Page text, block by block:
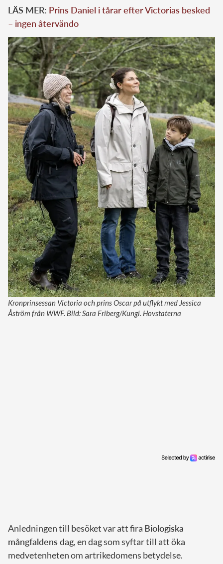
LÄS MER: Prins Daniel i tårar efter Victorias besked
– ingen återvändo
Kronprinsessan Victoria och prins Oscar på utflykt med Jessica
Åström från WWF. Bild: Sara Friberg/Kungl. Hovstaterna
Anledningen till besöket var att fira Biologiska
mångfaldens dag, en dag som syftar till att öka
medvetenheten om artrikedomens betydelse.